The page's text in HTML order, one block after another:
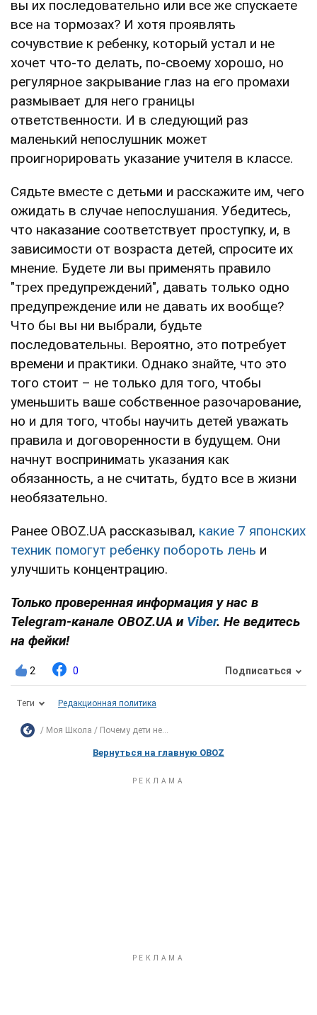
вы их последовательно или все же спускаете
все на тормозах? И хотя проявлять
сочувствие к ребенку, который устал и не
хочет что-то делать, по-своему хорошо, но
регулярное закрывание глаз на его промахи
размывает для него границы
ответственности. И в следующий раз
маленький непослушник может
проигнорировать указание учителя в классе.
Сядьте вместе с детьми и расскажите им, чего
ожидать в случае непослушания. Убедитесь,
что наказание соответствует проступку, и, в
зависимости от возраста детей, спросите их
мнение. Будете ли вы применять правило
"трех предупреждений", давать только одно
предупреждение или не давать их вообще?
Что бы вы ни выбрали, будьте
последовательны. Вероятно, это потребует
времени и практики. Однако знайте, что это
того стоит – не только для того, чтобы
уменьшить ваше собственное разочарование,
но и для того, чтобы научить детей уважать
правила и договоренности в будущем. Они
начнут воспринимать указания как
обязанность, а не считать, будто все в жизни
необязательно.
Ранее OBOZ.UA рассказывал, какие 7 японских
техник помогут ребенку побороть лень и
улучшить концентрацию.
Только проверенная информация у нас в
Telegram-канале OBOZ.UA и Viber. Не ведитесь
на фейки!
2 0 Подписаться
Теги Редакционная политика
Моя Школа Почему дети не...
Вернуться на главную OBOZ